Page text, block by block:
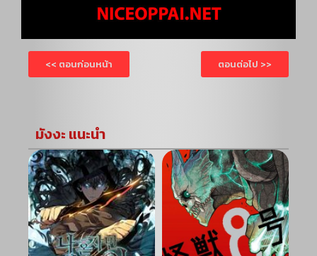
<< ตอนก่อนหน้า ตอนต่อไป >>
มังงะ แนะนำ